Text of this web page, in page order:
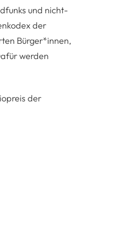
und nicht-
der
Bürger*innen,
werden
der